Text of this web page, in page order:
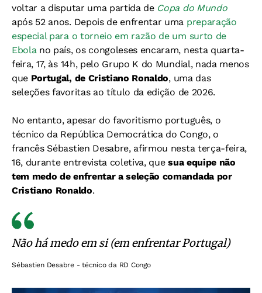
voltar a disputar uma partida de Copa do Mundo
após 52 anos. Depois de enfrentar uma preparação
especial para o torneio em razão de um surto de
Ebolano país, os congoleses encaram, nesta quarta-
feira, 17, às 14h, pelo Grupo K do Mundial, nada menos
que Portugal, de Cristiano Ronaldo, uma das
seleções favoritas ao título da edição de 2026.
No entanto, apesar do favoritismo português, o
técnico da República Democrática do Congo, o
francês Sébastien Desabre, afirmou nesta terça-feira,
16, durante entrevista coletiva, quesua equipe não
tem medo de enfrentar a seleção comandada por
Cristiano Ronaldo.
Não há medo em si (em enfrentar Portugal)
Sébastien Desabre - técnico da RD Congo